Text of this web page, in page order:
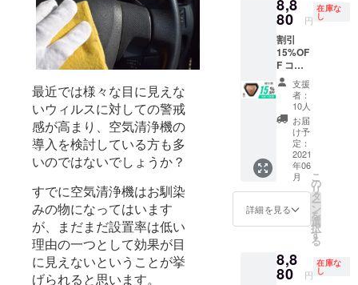
最近では様々な目に見えな
いウィルスに対しての警戒
感が高まり、空気清浄機の
導入を検討している方も多
いのではないでしょうか？
すでに空気清浄機はお馴染
みの物になってはいます
が、まだまだ設置率は低い
理由の一つとして効果が目
に見えないということが挙
げられると思います。
商品をお届
けできるよ
う心がけて
います。
自動車を
安全に乗れ
るようにメ
ンテナンス
をする、内
装や外装を
きれいに保
つことなど
ですが、私
【内
容】
■AirRe
born ×
1個（ブ
ラック)
■シガー
ソケッ
トケー
ブル × 1
■USB-
Aケーブ
ル×1個
■取扱説
明書
8,8
80 円
在庫な
し
割引
15%OF
F コー
ス 一般
販売予
定価格
10450
円 →
8880円
（税・
送料
込） 配
送時
期：
2021年
予定
【内
支援
者：
10人
お届
け予
定：
2021
年06
月
詳細を見る
こ
の
リ
タ
ー
ン
を
選
択
す
る
8,8
80 円
在庫な
し